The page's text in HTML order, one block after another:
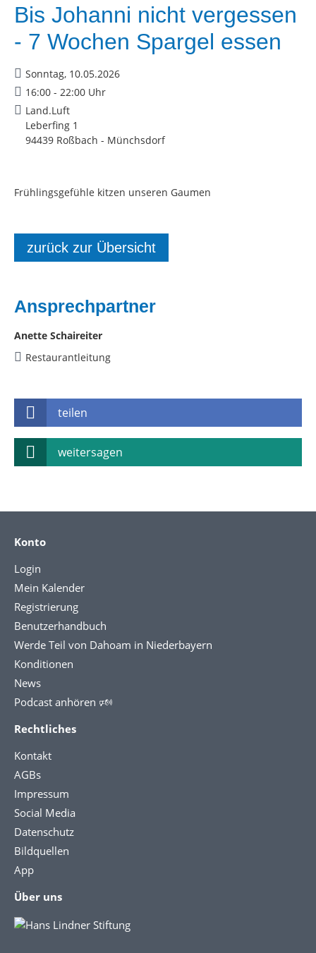
Bis Johanni nicht vergessen
- 7 Wochen Spargel essen
Sonntag, 10.05.2026
16:00 - 22:00 Uhr
Land.Luft
Leberfing 1
94439 Roßbach - Münchsdorf
Frühlingsgefühle kitzen unseren Gaumen
zurück zur Übersicht
Ansprechpartner
Anette Schaireiter
Restaurantleitung
teilen
weitersagen
Konto
Login
Mein Kalender
Registrierung
Benutzerhandbuch
Werde Teil von Dahoam in Niederbayern
Konditionen
News
Podcast anhören 🕬
Rechtliches
Kontakt
AGBs
Impressum
Social Media
Datenschutz
Bildquellen
App
Über uns